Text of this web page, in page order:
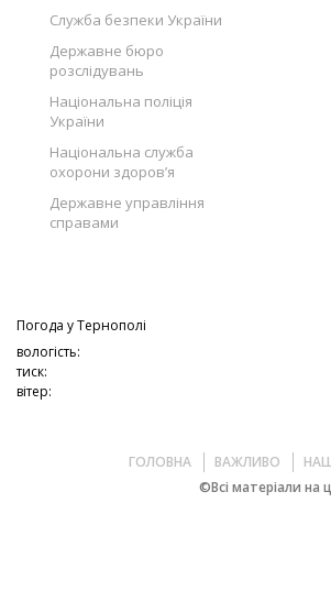
Служба безпеки України
Державне бюро
розслідувань
Національна поліція
України
Національна служба
охорони здоров’я
Державне управління
справами
Погода уТернополі
вологість:
тиск:
вітер:
ГОЛОВНА ВАЖЛИВО
©Всі матеріали на